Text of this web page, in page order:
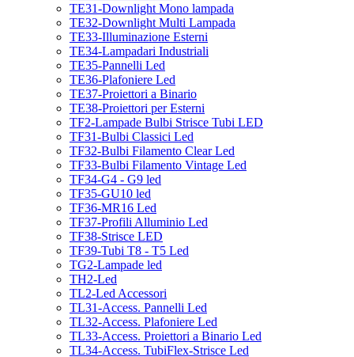
TE31-Downlight Mono lampada
TE32-Downlight Multi Lampada
TE33-Illuminazione Esterni
TE34-Lampadari Industriali
TE35-Pannelli Led
TE36-Plafoniere Led
TE37-Proiettori a Binario
TE38-Proiettori per Esterni
TF2-Lampade Bulbi Strisce Tubi LED
TF31-Bulbi Classici Led
TF32-Bulbi Filamento Clear Led
TF33-Bulbi Filamento Vintage Led
TF34-G4 - G9 led
TF35-GU10 led
TF36-MR16 Led
TF37-Profili Alluminio Led
TF38-Strisce LED
TF39-Tubi T8 - T5 Led
TG2-Lampade led
TH2-Led
TL2-Led Accessori
TL31-Access. Pannelli Led
TL32-Access. Plafoniere Led
TL33-Access. Proiettori a Binario Led
TL34-Access. TubiFlex-Strisce Led